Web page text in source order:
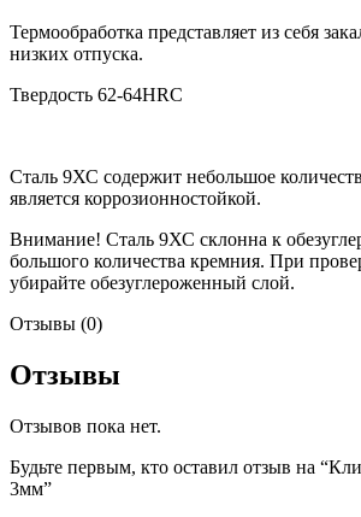
Термообработка представляет из себя
низких отпуска.
Твердость 62-64HRC
Сталь 9ХС содержит небольшое
является коррозионностойкой.
Внимание! Сталь 9ХС склонна к
большого количества кремния. При
убирайте обезуглероженный слой.
Отзывы (0)
Отзывы
Отзывов пока нет.
Будьте первым, кто оставил отзыв на
3мм”